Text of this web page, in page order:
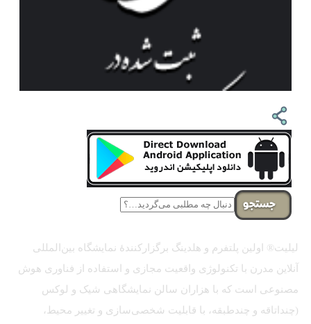
جستجو
لیلیت® اولین پلتفرم و هلدینگ برگزارکنندهٔ نمایشگاه بین‌المللی
آنلاین مدرن با تکنولوژی واقعیت مجازی و استفاده از فناوری هوش
مصنوعی است که با هزاران سالن نمایشگاهی شیک و لوکس
(چنداتاقه و چندطبقه، با قابلیت شخصی‌سازی و تغییر محیط،